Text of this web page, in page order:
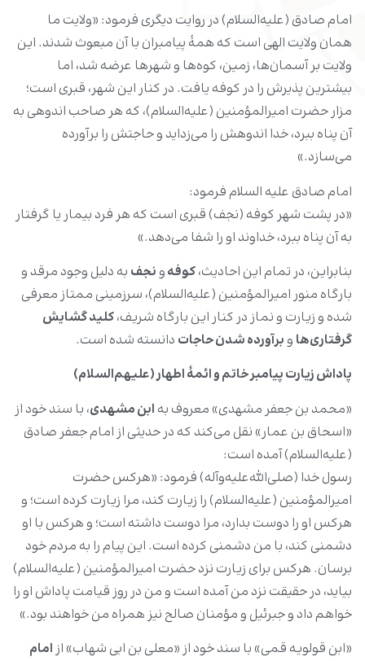
امام صادق (علیه‌السلام) در روایت دیگری فرمود: «ولایت ما
همان ولایت الهی است که همۀ پیامبران با آن مبعوث شدند. این
ولایت بر آسمان‌ها، زمین، کوه‌ها و شهرها عرضه شد، اما
بیشترین پذیرش را در کوفه یافت. در کنار این شهر، قبری است؛
مزار حضرت امیرالمؤمنین (علیه‌السلام)، که هر صاحب اندوهی به
آن پناه ببرد، خدا اندوهش را می‌زداید و حاجتش را برآورده
می‌سازد.»
امام صادق علیه السلام فرمود:
«در پشت شهر کوفه (نجف) قبری است که هر فرد بیمار یا گرفتار
به آن پناه ببرد، خداوند او را شفا می‌دهد.»
بنابراین، در تمام این احادیث،کوفهونجف به دلیل وجود مرقد و
بارگاه منور امیرالمؤمنین (علیه‌السلام)، سرزمینی ممتاز معرفی
شده و زیارت و نماز در کنار این بارگاه شریف،کلید گشایش
گرفتاری‌ها وبرآورده شدن حاجات دانسته شده است.
پاداش زیارت پیامبر خاتم و ائمۀ اطهار (علیهم‌السلام)
«محمد بن جعفر مشهدی» معروف به ابن مشهدی، با سند خود از
«اسحاق بن عمار» نقل می‌کند که در حدیثی از امام جعفر صادق
(علیه‌السلام) آمده است:
رسول خدا (صلی‌الله‌علیه‌وآله) فرمود: «هرکس حضرت
امیرالمؤمنین (علیه‌السلام) را زیارت کند، مرا زیارت کرده است؛ و
هرکس او را دوست بدارد، مرا دوست داشته است؛ و هرکس با او
دشمنی کند، با من دشمنی کرده است. این پیام را به مردم خود
برسان. هرکس برای زیارت نزد حضرت امیرالمؤمنین (علیه‌السلام)
بیاید، در حقیقت نزد من آمده است و من در روز قیامت پاداش او را
خواهم داد و جبرئیل و مؤمنان صالح نیز همراه من خواهند بود.»
«ابن قولویه قمی» با سند خود از «معلی بن ابی شهاب» ازامام